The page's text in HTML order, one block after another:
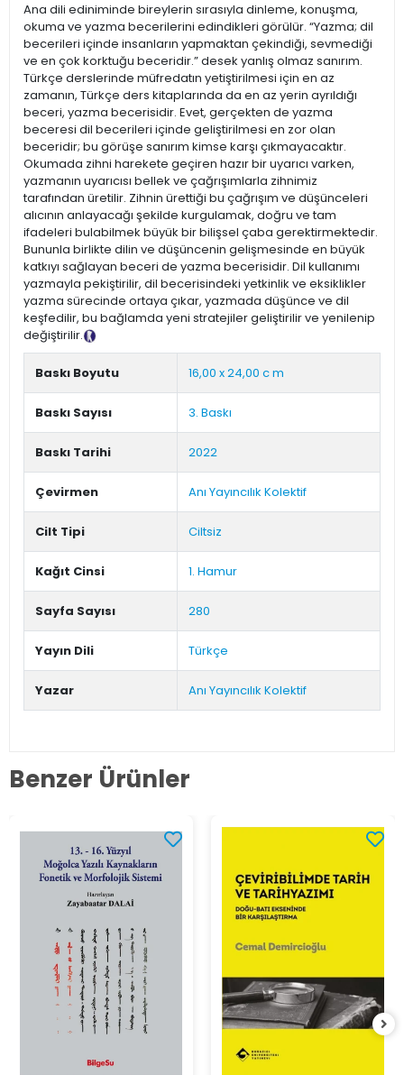
Ana dili ediniminde bireylerin sırasıyla dinleme, konuşma,
okuma ve yazma becerilerini edindikleri görülür. “Yazma; dil
becerileri içinde insanların yapmaktan çekindiği, sevmediği
ve en çok korktuğu beceridir.” desek yanlış olmaz sanırım.
Türkçe derslerinde müfredatın yetiştirilmesi için en az
zamanın, Türkçe ders kitaplarında da en az yerin ayrıldığı
beceri, yazma becerisidir. Evet, gerçekten de yazma
beceresi dil becerileri içinde geliştirilmesi en zor olan
beceridir; bu görüşe sanırım kimse karşı çıkmayacaktır.
Okumada zihni harekete geçiren hazır bir uyarıcı varken,
yazmanın uyarıcısı bellek ve çağrışımlarla zihnimiz
tarafından üretilir. Zihnin ürettiği bu çağrışım ve düşünceleri
alıcının anlayacağı şekilde kurgulamak, doğru ve tam
ifadeleri bulabilmek büyük bir bilişsel çaba gerektirmektedir.
Bununla birlikte dilin ve düşüncenin gelişmesinde en büyük
katkıyı sağlayan beceri de yazma becerisidir. Dil kullanımı
yazmayla pekiştirilir, dil becerisindeki yetkinlik ve eksiklikler
yazma sürecinde ortaya çıkar, yazmada düşünce ve dil
keşfedilir, bu bağlamda yeni stratejiler geliştirilir ve yenilenip
değiştirilir.
Baskı Boyutu 16,00 x 24,00 c m
Baskı Sayısı 3. Baskı
Baskı Tarihi 2022
Çevirmen Anı Yayıncılık Kolektif
Cilt Tipi Ciltsiz
Kağıt Cinsi 1. Hamur
Sayfa Sayısı 280
Yayın Dili Türkçe
Yazar Anı Yayıncılık Kolektif
Benzer Ürünler